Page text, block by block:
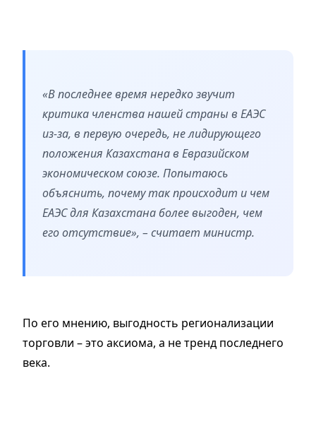
«В последнее время нередко звучит
критика членства нашей страны в ЕАЭС
из-за, в первую очередь, не лидирующего
положения Казахстана в Евразийском
экономическом союзе. Попытаюсь
объяснить, почему так происходит и чем
ЕАЭС для Казахстана более выгоден, чем
его отсутствие», – считает министр.
По его мнению, выгодность регионализации
торговли – это аксиома, а не тренд последнего
века.